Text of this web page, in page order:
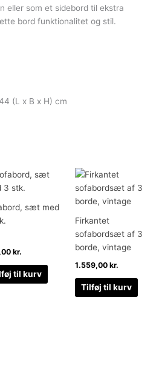
eller som et sidebord til ekstra
bord funktionalitet og stil.
(L x B x H) cm
sæt med
kr.
til kurv
Firkantet
sofabordsæt af 3
borde, vintage
1.559,00 kr.
Tilføj til kurv